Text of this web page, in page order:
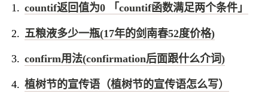
countif返回值为0 「countif函数满足两个条件」
五粮液多少一瓶(17年的剑南春52度价格)
confirm用法(confirmation后面跟什么介词)
植树节的宣传语（植树节的宣传语怎么写）